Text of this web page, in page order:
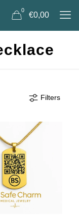
0
€0,00
Filters